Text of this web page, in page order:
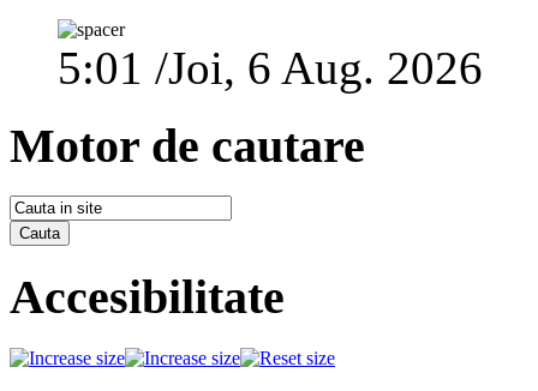
5:01 /Joi, 6 Aug. 2026
Motor de cautare
Accesibilitate